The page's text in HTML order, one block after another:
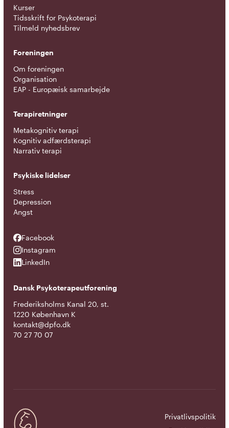
Kurser
Tidsskrift for Psykoterapi
Tilmeld nyhedsbrev
Foreningen
Om foreningen
Organisation
EAP - Europæisk samarbejde
Terapiretninger
Metakognitiv terapi
Kognitiv adfærdsterapi
Narrativ terapi
Psykiske lidelser
Stress
Depression
Angst
Facebook
Facebook
Instagram
Instagram
LinkedIn
LinkedIn
Dansk Psykoterapeutforening
Frederiksholms Kanal 20, st.
1220 København K
kontakt@dpfo.dk
70 27 70 07
Privatlivspolitik